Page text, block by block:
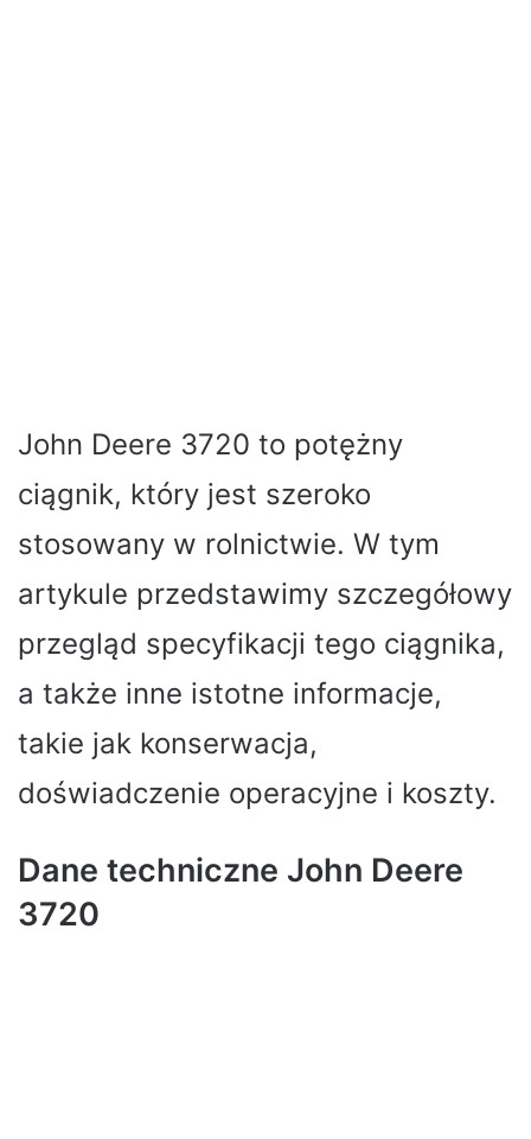
John Deere 3720 to potężny
ciągnik, który jest szeroko
stosowany w rolnictwie. W tym
artykule przedstawimy szczegółowy
przegląd specyfikacji tego ciągnika,
a także inne istotne informacje,
takie jak konserwacja,
doświadczenie operacyjne i koszty.
Dane techniczne John Deere
3720